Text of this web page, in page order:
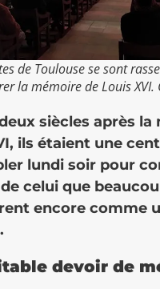
de Toulouse se sont
la mémoire de Louis XVI.
siècles après la
ils étaient une
lundi soir pour
celui que
encore comme
devoir de